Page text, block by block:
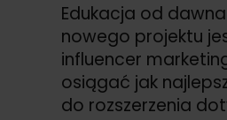
Edukacja od
nowego projektu
influencer
osiągać jak
do rozszerzenia